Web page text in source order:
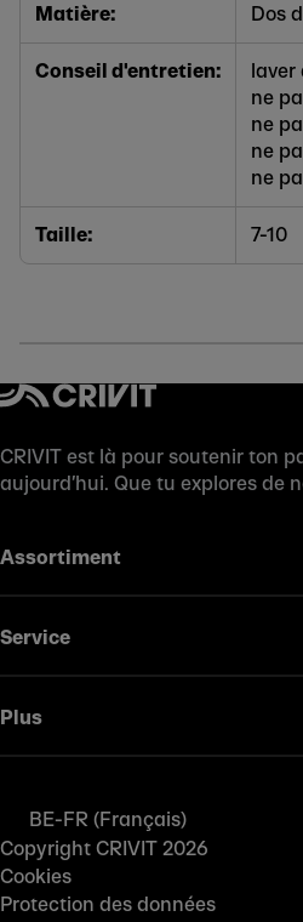
Matière: Dos
Conseil d'entretien:
laver
ne
ne
ne
ne
Taille: 7-10
CRIVIT est là pour soutenir ton
aujourd’hui. Que tu explores de
Assortiment
Service
Plus
BE-FR (Français)
Copyright CRIVIT 2026
Cookies
Protection des données